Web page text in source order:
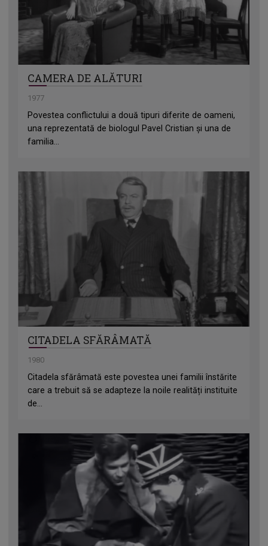
CAMERA DE ALĂTURI
1977
Povestea conflictului a două tipuri diferite de oameni,
una reprezentată de biologul Pavel Cristian și una de
familia...
CITADELA SFĂRÂMATĂ
1980
Citadela sfărâmată este povestea unei familii înstărite
care a trebuit să se adapteze la noile realități instituite
de...